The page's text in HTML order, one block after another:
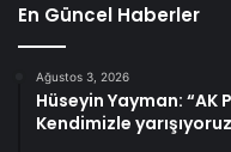
En Güncel Haberler
Ağustos 3, 2026
Hüseyin Yayman: “AK
Kendimizle